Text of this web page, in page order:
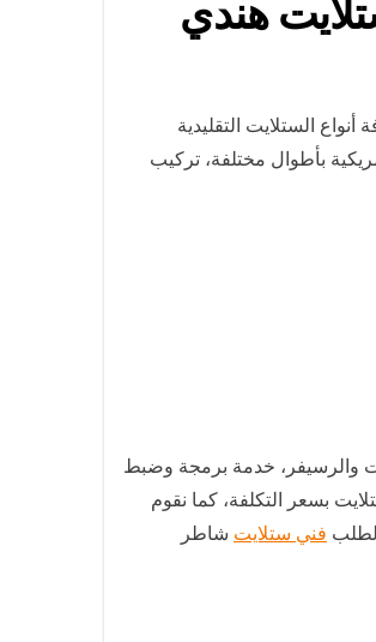
الستلايت التقليدية
بأطوال مختلفة، تركيب
والرسيفر، خدمة برمجة وضبط
بسعر التكلفة، كما نقوم
لطلب فني ستلايت شاطر